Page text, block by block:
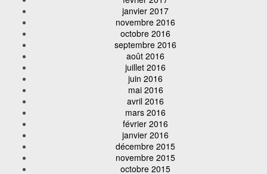
janvier 2017
novembre 2016
octobre 2016
septembre 2016
août 2016
juillet 2016
juin 2016
mai 2016
avril 2016
mars 2016
février 2016
janvier 2016
décembre 2015
novembre 2015
octobre 2015